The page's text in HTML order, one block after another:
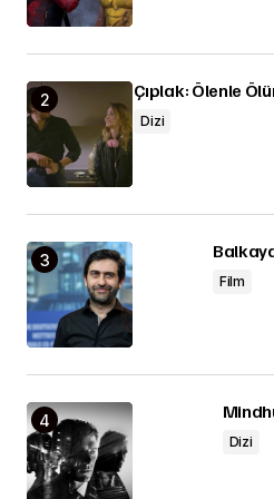
Çıplak: Ölenle
Dizi
Film
Dizi